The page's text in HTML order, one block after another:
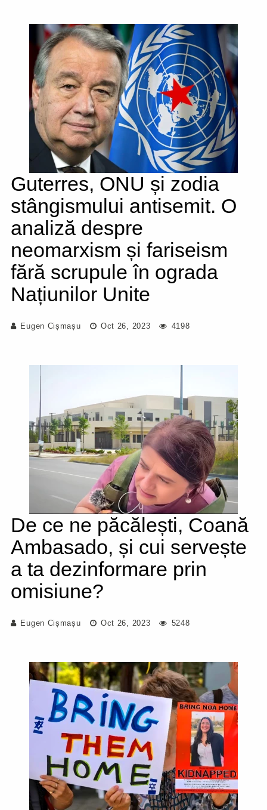
Guterres, ONU și zodia
stângismului antisemit. O
analiză despre
neomarxism și fariseism
fără scrupule în ograda
Națiunilor Unite
Eugen Cișmașu Oct 26, 2023 4198
De ce ne păcălești, Coană
Ambasado, și cui servește
a ta dezinformare prin
omisiune?
Eugen Cișmașu Oct 26, 2023 5248